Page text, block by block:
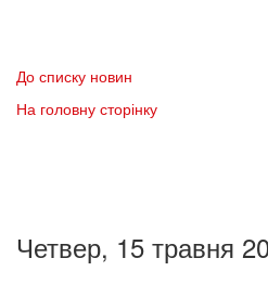
До списку новин
На головну сторінку
Четвер, 15 травня